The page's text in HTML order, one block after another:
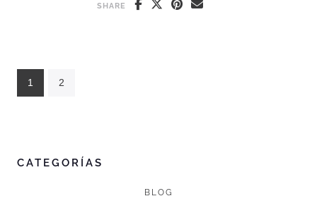
SHARE
1 2
CATEGORÍAS
BLOG